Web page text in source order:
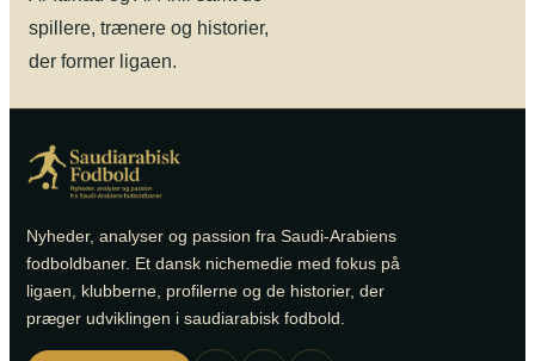
spillere, trænere og historier,
der former ligaen.
Nyheder, analyser og passion fra Saudi-Arabiens
fodboldbaner. Et dansk nichemedie med fokus på
ligaen, klubberne, profilerne og de historier, der
præger udviklingen i saudiarabisk fodbold.